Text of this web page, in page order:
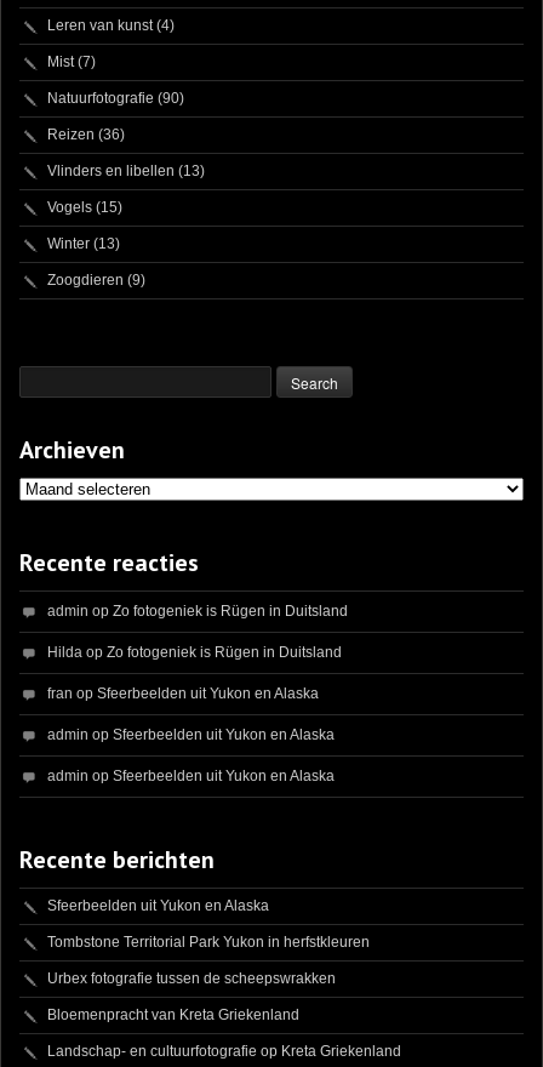
Leren van kunst(4)
Mist(7)
Natuurfotografie (90)
Reizen (36)
Vlinders en libellen (13)
Vogels (15)
Winter (13)
Zoogdieren (9)
Archieven
Archieven
Recente reacties
admin op Zo fotogeniek is Rügen in Duitsland
Hilda op Zo fotogeniek is Rügen in Duitsland
fran op Sfeerbeelden uit Yukon en Alaska
admin op Sfeerbeelden uit Yukon en Alaska
admin op Sfeerbeelden uit Yukon en Alaska
Recente berichten
Sfeerbeelden uit Yukon en Alaska
Tombstone Territorial Park Yukon in herfstkleuren
Urbex fotografie tussen de scheepswrakken
Bloemenpracht van Kreta Griekenland
Landschap- en cultuurfotografie op Kreta Griekenland